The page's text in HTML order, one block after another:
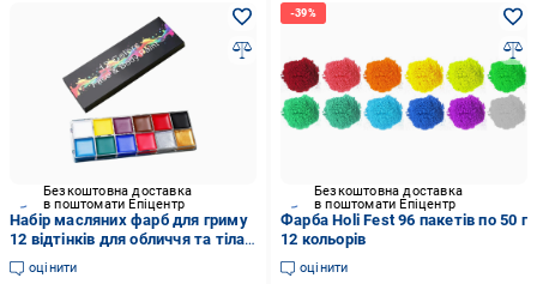
Безкоштовна доставка
в поштомати Епіцентр
Набір масляних фарб для гриму
12 відтінків для обличчя та тіла
дорослих та дітей (R9240)
оцінити
Безкоштовна доставка
в поштомати Епіцентр
Фарба Holi Fest 96 пакетів по 50 г
12 кольорів
оцінити